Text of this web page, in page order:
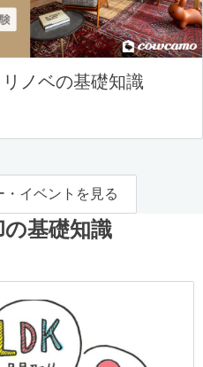
ノベの基礎知識
イベントを見る
基礎知識